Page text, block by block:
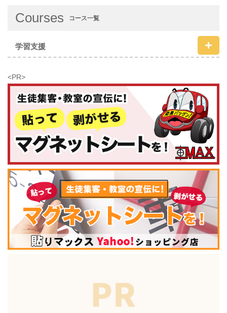
Courses コース一覧
学習支援
<PR>